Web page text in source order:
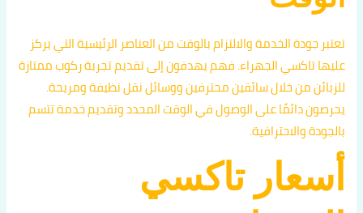
تعتبر جودة الخدمة والالتزام بالوقت من العناصر الرئيسية التي يركز
عليها تاكسي الجهراء. فهم يهدفون إلى تقديم تجربة ركوب ممتازة
للزبائن من خلال سائقين محترفين ووسائل نقل نظيفة ومريحة.
يحرصون دائمًا على الوصول في الوقت المحدد وتقديم خدمة تتسم
بالجودة والاحترافية.
أسعار تاكسي